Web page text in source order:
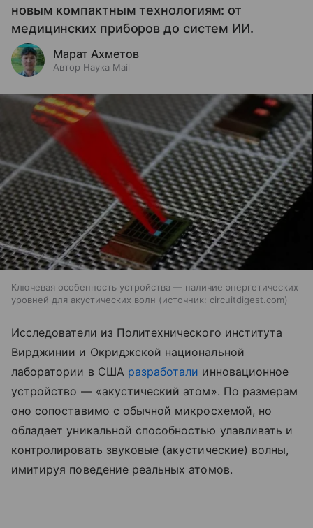
новым компактным технологиям: от
медицинских приборов до систем ИИ.
Марат Ахметов
Автор Наука Mail
Ключевая особенность устройства — наличие энергетических
уровней для акустических волн
источник: circuitdigest.com
Исследователи из Политехнического института
Вирджинии и Окриджской национальной
лаборатории в США разработали инновационное
устройство — «акустический атом». По размерам
оно сопоставимо с обычной микросхемой, но
обладает уникальной способностью улавливать и
контролировать звуковые (акустические) волны,
имитируя поведениереальных атомов.